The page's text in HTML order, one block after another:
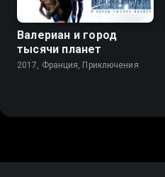
Валериан и город
тысячи планет
2017, Франция, Приключения